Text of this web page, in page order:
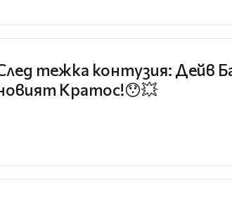
тежка контузия: Дейв
Кратос!😯💥